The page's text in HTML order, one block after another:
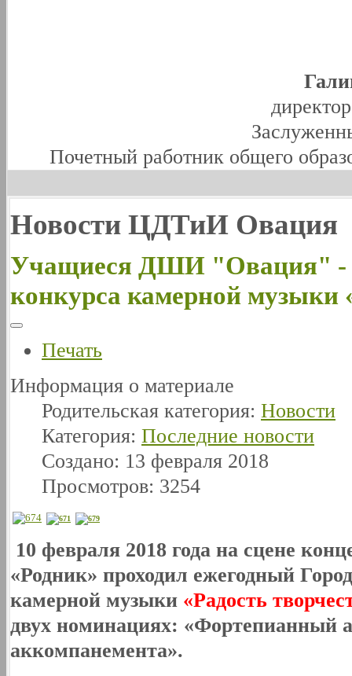
Почетный работник общего
Новости ЦДТиИ Овация
Учащиеся ДШИ "Овация" -
конкурса камерной музыки
Печать
Информация о материале
Родительская категория: Новости
Категория: Последние новости
Создано: 13 февраля 2018
Просмотров: 3254
10 февраля 2018 года на сцене
«Родник» проходил ежегодный
камерной музыки «Радость
двух номинациях: «Фортепианный
аккомпанемента».